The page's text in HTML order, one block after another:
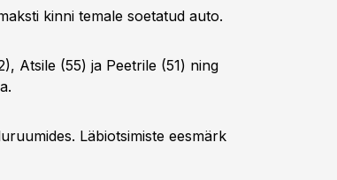
kinni temale soetatud auto.
Atsile (55) ja Peetrile (51) ning
Läbiotsimiste eesmärk